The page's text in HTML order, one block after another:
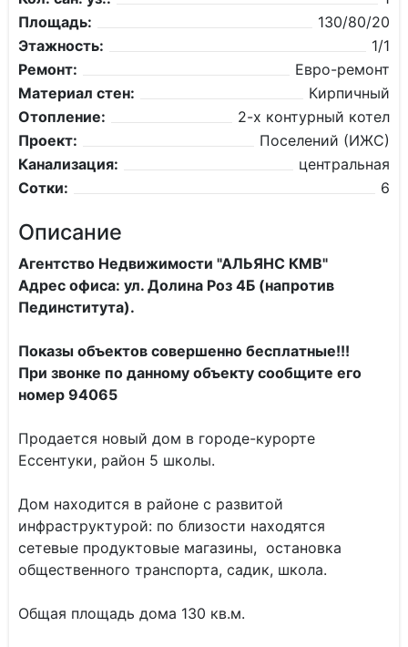
Площадь:
130/80/20
Этажность:
1/1
Ремонт:
Евро-ремонт
Материал стен:
Кирпичный
Отопление:
2-х контурный котел
Проект:
Поселений (ИЖС)
Канализация:
центральная
Сотки:
6
Описание
Агентство Недвижимости "АЛЬЯНС КМВ"
Адрес офиса: ул. Долина Роз 4Б (напротив
Пединститута).
Показы объектов совершенно бесплатные!!!
При звонке по данному объекту сообщите его
номер 94065
Продается новый дом в городе-курорте
Ессентуки, район 5 школы.
Дом находится в районе с развитой
инфраструктурой: по близости находятся
сетевые продуктовые магазины, остановка
общественного транспорта, садик, школа.
Общая площадь дома 130 кв.м.